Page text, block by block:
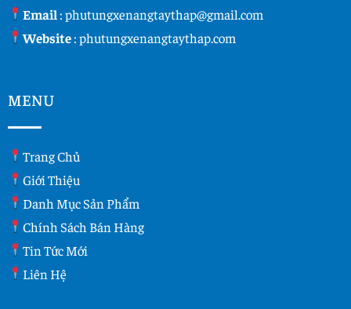
Email :phutungxenangtaythap@gmail.com
Website:phutungxenangtaythap.com
MENU
Trang Chủ
Giới Thiệu
Danh Mục Sản Phẩm
Chính Sách Bán Hàng
Tin Tức Mới
Liên Hệ